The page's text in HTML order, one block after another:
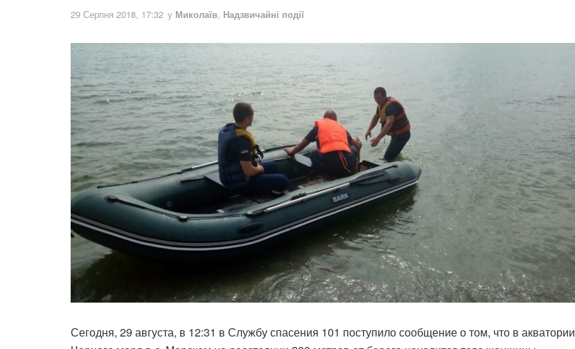
29 Серпня 2018, 17:32 у Миколаїв, Надзвичайні події
Сегодня, 29 августа, в 12:31 в Службу спасения 101 поступило сообщение о том, что в акватории